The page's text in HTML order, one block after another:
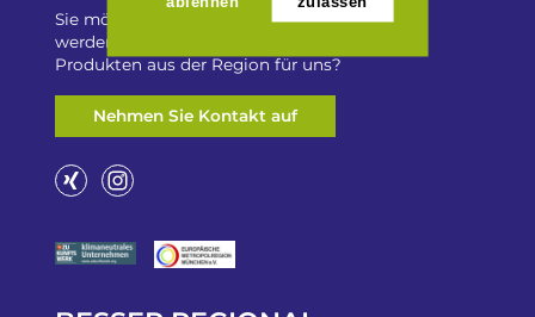
Sie möchten auf „Besser Regional“ gelistet
werden? Oder haben Sie einen Freizeittip zu
Produkten aus der Region für uns?
Nehmen Sie Kontakt auf